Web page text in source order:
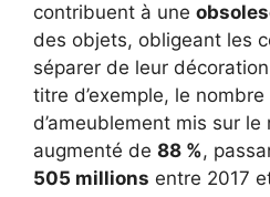
contribuent à une
des objets, obligeant les
séparer de leur
titre d’exemple, le nombre
d’ameublement mis sur
augmenté de 88 %,
505 millions entre 2017